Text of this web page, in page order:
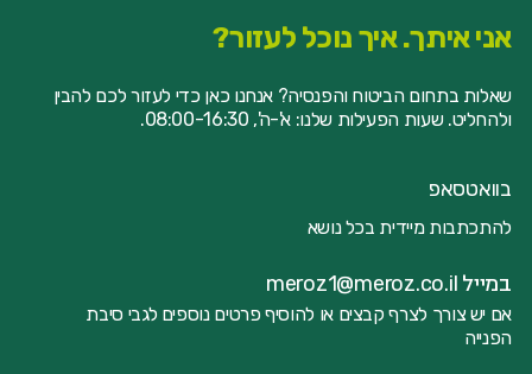
אני איתך. איך נוכל לעזור?
שאלות בתחום הביטוח והפנסיה? אנחנו כאן כדי לעזור לכם להבין
ולהחליט. שעות הפעילות שלנו: א'-ה', 08:00-16:30.
בוואטסאפ
להתכתבות מיידית בכל נושא
במייל meroz1@meroz.co.il
אם יש צורך לצרף קבצים או להוסיף פרטים נוספים לגבי סיבת
הפנייה